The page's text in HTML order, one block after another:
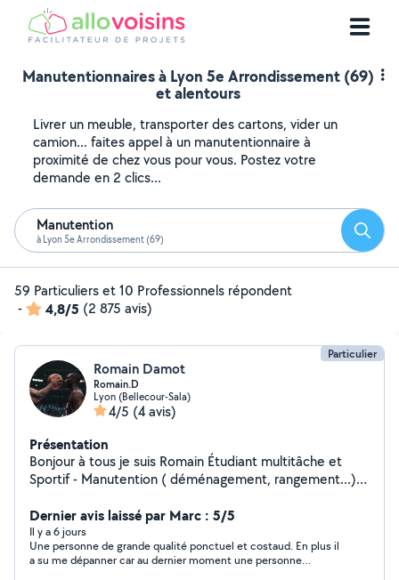
Manutentionnaires à Lyon 5e Arrondissement (69)
et alentours
Livrer un meuble, transporter des cartons, vider un
camion... faites appel à un manutentionnaire à
proximité de chez vous pour vous. Postez votre
demande en 2 clics...
Manutention
à Lyon 5e Arrondissement (69)
59 Particuliers et 10 Professionnels répondent
-
4,8/5 (2 875 avis)
Particulier
Romain Damot
Romain.D
Lyon (Bellecour-Sala)
4/5 (4 avis)
Présentation
Bonjour à tous je suis Romain Étudiant multitâche et
Sportif - Manutention ( déménagement, rangement...) -
personne ( course,...) Moyen de déplacement : vélo /
moto selon la distance Disponible et ce même le Soir
Ce serait avec plaisir que je vous aiderai
Dernier avis laissé par Marc : 5/5
Il y a 6 jours
Une personne de grande qualité ponctuel et costaud. En plus il
a su me dépanner car au dernier moment une personne